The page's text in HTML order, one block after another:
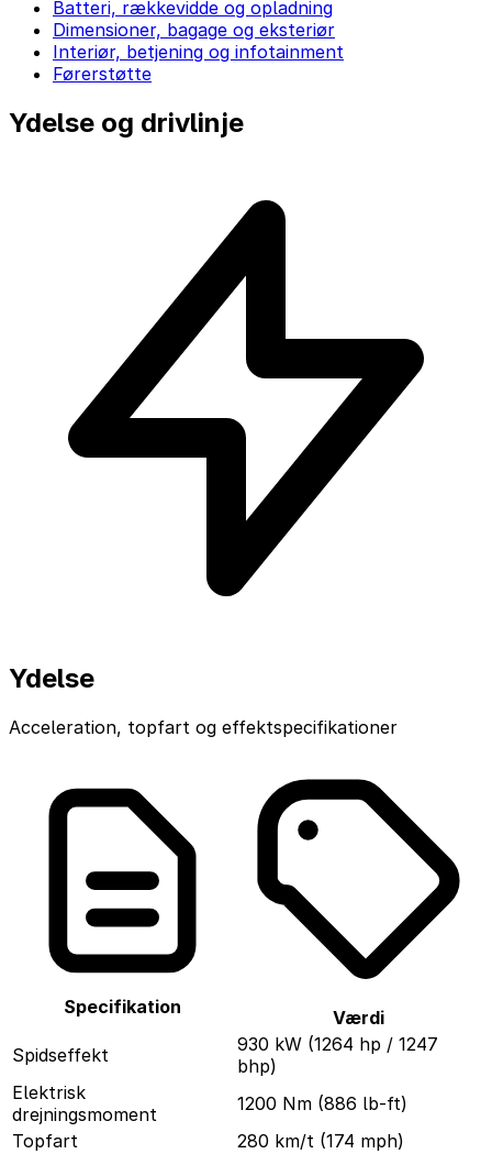
Batteri, rækkevidde og opladning
Dimensioner, bagage og eksteriør
Interiør, betjening og infotainment
Førerstøtte
Ydelse og drivlinje
Ydelse
Acceleration, topfart og effektspecifikationer
Specifikation
Værdi
Spidseffekt
930 kW (1264 hp / 1247
bhp)
Elektrisk
drejningsmoment
1200 Nm (886 lb-ft)
Topfart
280 km/t (174 mph)